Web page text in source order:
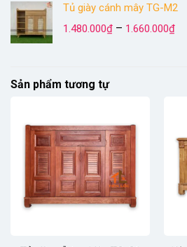
đến
Tủ giày cánh mây TG-M2
1.480.000₫ – 1.660.000₫
Sản phẩm tương tự